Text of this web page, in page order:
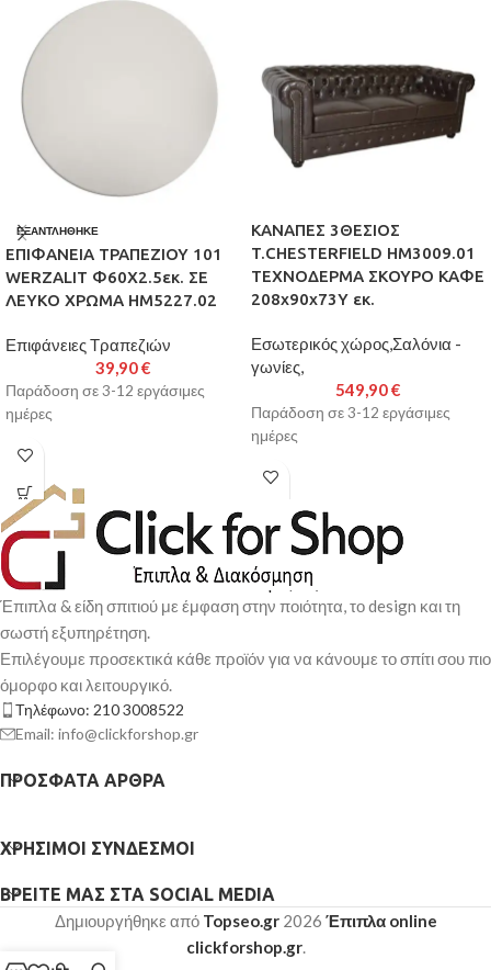
ΕΞΑΝΤΛΉΘΗΚΕ
ΕΠΙΦΑΝΕΙΑ ΤΡΑΠΕΖΙΟΥ 101
WERZALIT Φ60Χ2.5εκ. ΣΕ
ΛΕΥΚΟ ΧΡΩΜΑ HM5227.02
Επιφάνειες Τραπεζιών
39,90€
Παράδοση σε 3-12 εργάσιμες
ημέρες
ΚΑΝΑΠΕΣ 3ΘΕΣΙΟΣ
T.CHESTERFIELD HM3009.01
ΤΕΧΝΟΔΕΡΜΑ ΣΚΟΥΡΟ ΚΑΦΕ
208x90x73Υ εκ.
Εσωτερικός χώρος,Σαλόνια -
γωνίες,
549,90€
Παράδοση σε 3-12 εργάσιμες
ημέρες
Έπιπλα & είδη σπιτιού με έμφαση στην ποιότητα, το design και τη
σωστή εξυπηρέτηση.
Επιλέγουμε προσεκτικά κάθε προϊόν για να κάνουμε το σπίτι σου πιο
όμορφο και λειτουργικό.
Τηλέφωνο: 210 3008522
Email: info@clickforshop.gr
ΠΡΌΣΦΑΤΑ ΆΡΘΡΑ
ΧΡΉΣΙΜΟΙ ΣΎΝΔΕΣΜΟΙ
ΒΡΕΊΤΕ ΜΑΣ ΣΤΑ SOCIAL MEDIA
Δημιουργήθηκε από Topseo.gr2026 Έπιπλα online
clickforshop.gr.